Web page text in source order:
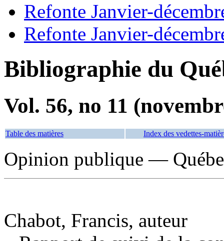
Refonte Janvier-
Refonte Janvier-
Bibliographie du
Vol. 56, no 11
Table des matières Index des vedettes-
Opinion publique —
Chabot, Francis, auteur